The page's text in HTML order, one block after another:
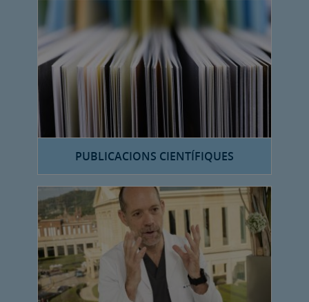
PUBLICACIONS CIENTÍFIQUES